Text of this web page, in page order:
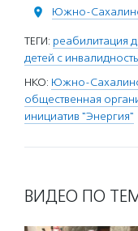
Южно-
ТЕГИ: реабилитация
детей с
НКО: Южно-
общественная
инициатив "Энергия"
ВИДЕО ПО